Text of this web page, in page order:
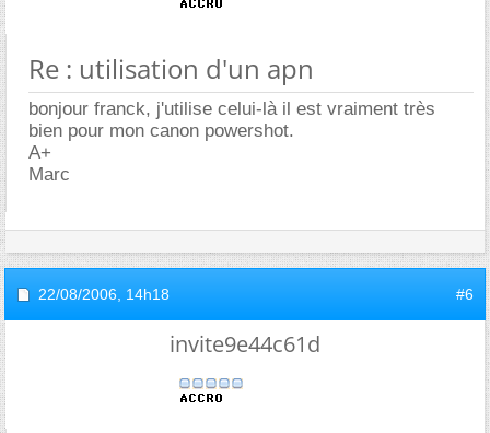
Re : utilisation d'un apn
bonjour franck, j'utilise celui-là il est vraiment très
bien pour mon canon powershot.
A+
Marc
22/08/2006, 14h18 #6
invite9e44c61d